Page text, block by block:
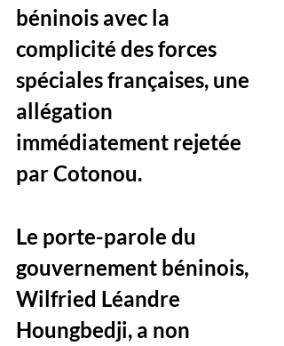
béninois avec la
complicité des forces
spéciales françaises, une
allégation
immédiatement rejetée
par Cotonou.
Le porte-parole du
gouvernement béninois,
Wilfried Léandre
Houngbedji, a non